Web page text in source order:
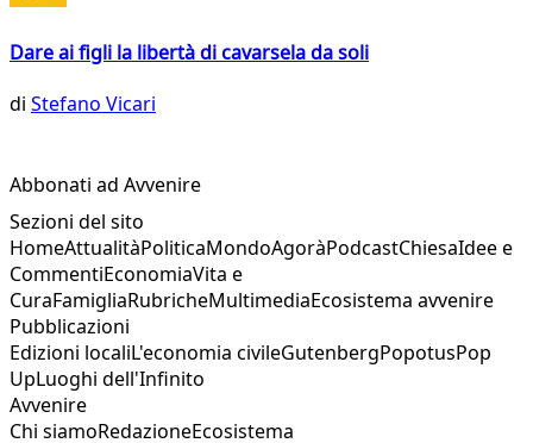
Dare ai figli la libertà di cavarsela da soli
di Stefano Vicari
Abbonati ad Avvenire
Sezioni del sito
HomeAttualitàPoliticaMondoAgoràPodcastChiesaIdee e
CommentiEconomiaVita e
CuraFamigliaRubricheMultimediaEcosistema avvenire
Pubblicazioni
Edizioni localiL'economia civileGutenbergPopotusPop
UpLuoghi dell'Infinito
Avvenire
Chi siamoRedazioneEcosistema